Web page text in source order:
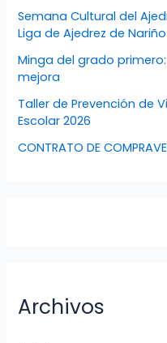
Semana Cultural del
Liga de Ajedrez de Nariño
Minga del grado
mejora
Taller de Prevención de
Escolar 2026
CONTRATO DE
Archivos